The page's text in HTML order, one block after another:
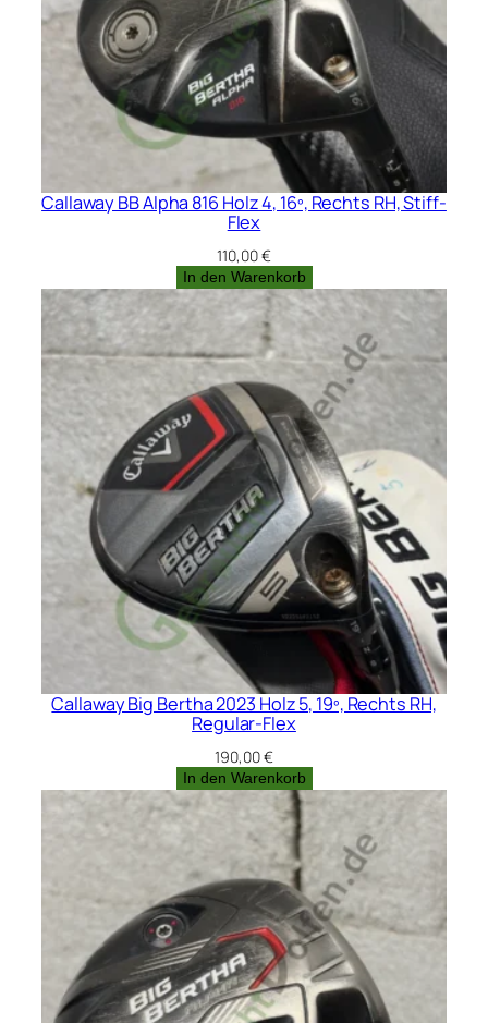
Callaway BB Alpha 816 Holz 4, 16º, Rechts RH, Stiff-
Flex
110,00€
In den Warenkorb
Callaway Big Bertha 2023 Holz 5, 19º, Rechts RH,
Regular-Flex
190,00€
In den Warenkorb